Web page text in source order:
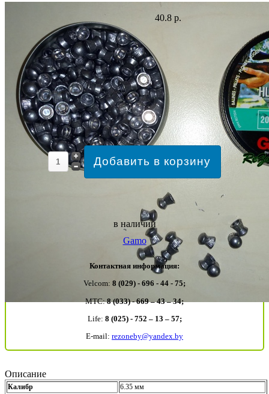
40.8 р.
в наличии
Gamo
Контактная информация:
Velcom: 8 (029) - 696 - 44 - 75;
MTC:8 (033) - 669 – 43 – 34;
Life: 8 (025) - 752 – 13 – 57;
E-mail: rezoneby@yandex.by
Описание
Калибр
6.35 мм